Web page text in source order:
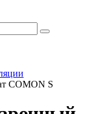
COMON S